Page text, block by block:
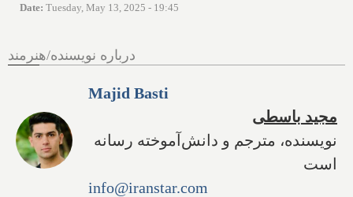
Date: Tuesday, May 13, 2025 - 19:45
درباره نویسنده/هنرمند
Majid Basti
مجید باسطی
نویسنده، مترجم و دانش‌آموخته رسانه
است
info@iranstar.com